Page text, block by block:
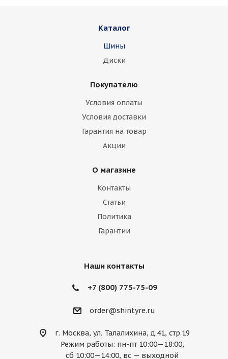
Каталог
Шины
Диски
Покупателю
Условия оплаты
Условия доставки
Гарантия на товар
Акции
О магазине
Контакты
Статьи
Политика
Гарантии
Наши контакты
+7 (800) 775-75-09
order@shintyre.ru
г. Москва, ул. Талалихина, д.41, стр.19
Режим работы: пн-пт 10:00—18:00,
сб 10:00—14:00, вс — выходной